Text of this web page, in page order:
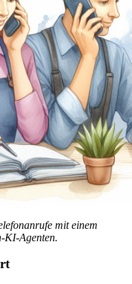
mit einem
KI-Agenten.